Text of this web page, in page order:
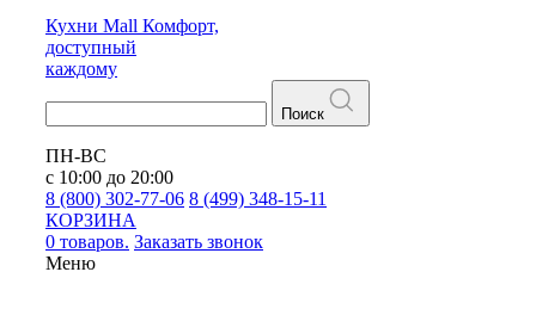
Кухни Mall Комфорт,
доступный
каждому
Поиск
ПН-ВС
с 10:00 до 20:00
8 (800) 302-77-06 8 (499) 348-15-11
КОРЗИНА
0 товаров. Заказать звонок
Меню